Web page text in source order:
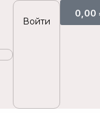
Войти
0,00